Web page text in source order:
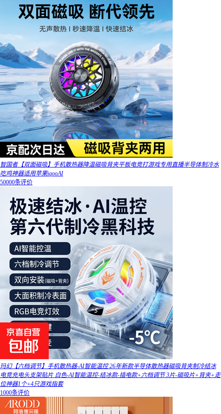
智国者【双面磁吸】手机散热器降温磁吸背夹平板电竞打游戏专用直播半导体制冷水
吃鸡神器适用苹果iqooAI
50000条评价
玛幻【六档调节】手机散热器-AI智能温控 26年新款半导体散热器磁吸背夹制冷结冰
电竞充电头支架贴片 白色-AI智能温控-结冰款-插电款+六档调节 3片-磁吸片+背夹+走
位神器1个+4只游戏指套
1000条评价